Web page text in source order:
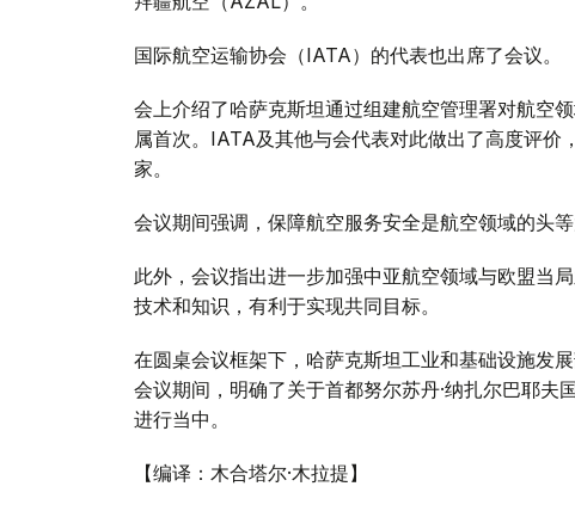
国际航空运输协会（IATA）的代表也出席了会议。
会上介绍了哈萨克斯坦通过组建航空管理署对航空
属首次。IATA及其他与会代表对此做出了高度评
家。
会议期间强调，保障航空服务安全是航空领域的头
此外，会议指出进一步加强中亚航空领域与欧盟当
技术和知识，有利于实现共同目标。
在圆桌会议框架下，哈萨克斯坦工业和基础设施发
会议期间，明确了关于首都努尔苏丹·纳扎尔巴耶
进行当中。
【编译：木合塔尔·木拉提】